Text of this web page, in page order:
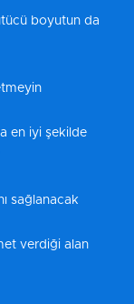
boyutun da
en iyi şekilde
sağlanacak
verdiği alan